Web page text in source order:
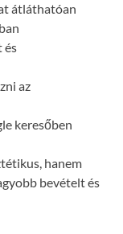
átláthatóan
és
az
keresőben
hanem
bevételt és